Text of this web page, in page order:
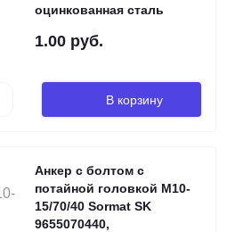
оцинкованная сталь
1.00 руб.
В корзину
Анкер с болтом с
потайной головкой М10-
15/70/40 Sormat SK
9655070440,